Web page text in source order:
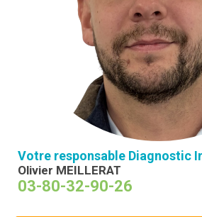
Votre responsable Diagnostic
Olivier MEILLERAT
03-80-32-90-26